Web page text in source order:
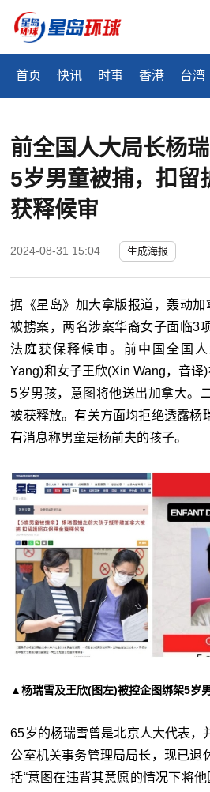
首页 快讯 时事 香港 台湾
前全国人大局长杨
5岁男童被捕，扣留
获释候审
2024-08-31 15:04 生成海报
据《星岛》加大拿版报道，轰动
被掳案，两名涉案华裔女子面临3
法庭获保释候审。前中国全国
Yang)和女子王欣(Xin Wang，音译)
5岁男孩，意图将他送出加拿大。
被获释放。有关方面均拒绝透露杨
有消息称男童是杨前夫的孩子。
▲杨瑞雪及王欣(图左)被控企图绑架5岁
65岁的杨瑞雪曾是北京人大代表，
公室机关事务管理局局长，现已退
括“意图在违背其意愿的情况下将他